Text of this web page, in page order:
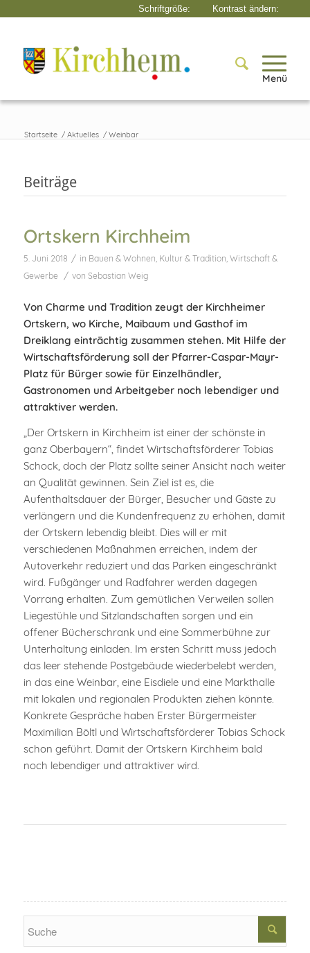
Menü
Startseite / Aktuelles / Weinbar
Beiträge
Ortskern Kirchheim
5. Juni 2018 / in Bauen & Wohnen, Kultur & Tradition, Wirtschaft &
Gewerbe
/ von Sebastian Weig
Von Charme und Tradition zeugt der Kirchheimer
Ortskern, wo Kirche, Maibaum und Gasthof im
Dreiklang einträchtig zusammen stehen. Mit Hilfe der
Wirtschaftsförderung soll der Pfarrer-Caspar-Mayr-
Platz für Bürger sowie für Einzelhändler,
Gastronomen und Arbeitgeber noch lebendiger und
attraktiver werden.
„Der Ortskern in Kirchheim ist einer der schönste in
ganz Oberbayern“, findet Wirtschaftsförderer Tobias
Schock, doch der Platz sollte seiner Ansicht nach weiter
an Qualität gewinnen. Sein Ziel ist es, die
Aufenthaltsdauer der Bürger, Besucher und Gäste zu
verlängern und die Kundenfrequenz zu erhöhen, damit
der Ortskern lebendig bleibt. Dies will er mit
verschiedenen Maßnahmen erreichen, indem der
Autoverkehr reduziert und das Parken eingeschränkt
wird. Fußgänger und Radfahrer werden dagegen
Vorrang erhalten. Zum gemütlichen Verweilen sollen
Liegestühle und Sitzlandschaften sorgen und ein
offener Bücherschrank und eine Sommerbühne zur
Unterhaltung einladen. Im ersten Schritt muss jedoch
das leer stehende Postgebäude wiederbelebt werden,
in das eine Weinbar, eine Eisdiele und eine Markthalle
mit lokalen und regionalen Produkten ziehen könnte.
Konkrete Gespräche haben Erster Bürgermeister
Maximilian Böltl und Wirtschaftsförderer Tobias Schock
schon geführt. Damit der Ortskern Kirchheim bald
noch lebendiger und attraktiver wird.